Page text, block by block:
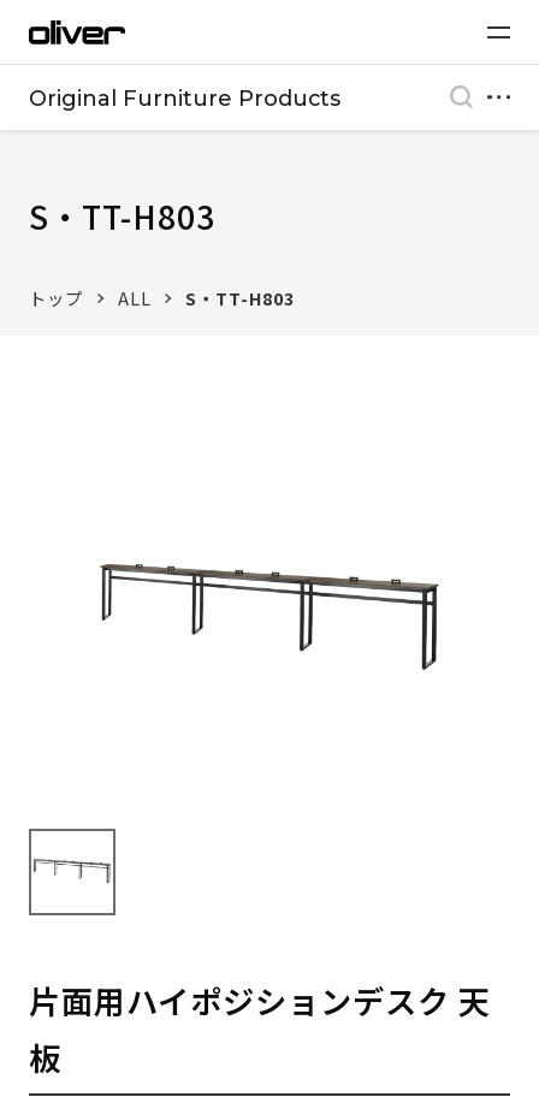
Original Furniture Products
S・TT-H803
トップ ALL S・TT-H803
片面用ハイポジションデスク 天
板